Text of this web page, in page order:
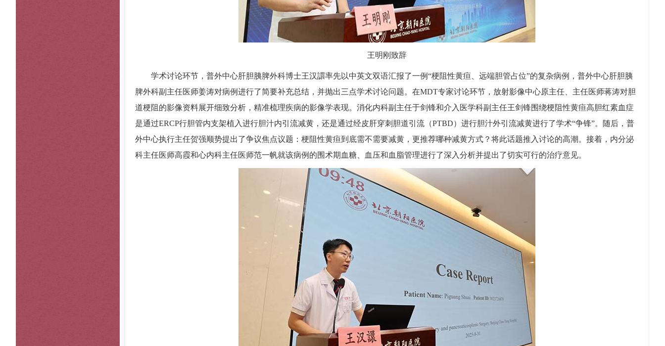
王明刚致辞
学术讨论环节，普外中心肝胆胰脾外科博士王汉譞率先以中英文双语汇报了一例“梗阻性黄疸、远端胆管占位”的复杂病例，普外中心肝胆胰
脾外科副主任医师姜涛对病例进行了简要补充总结，并抛出三点学术讨论问题。在MDT专家讨论环节，放射影像中心原主任、主任医师蒋涛对胆
道梗阻的影像资料展开细致分析，精准梳理疾病的影像学表现。消化内科副主任于剑锋和介入医学科副主任王剑锋围绕梗阻性黄疸高胆红素血症
是通过ERCP行胆管内支架植入进行胆汁内引流减黄，还是通过经皮肝穿刺胆道引流（PTBD）进行胆汁外引流减黄进行了学术“争锋”。随后，普
外中心执行主任贺强顺势提出了争议焦点议题：梗阻性黄疸到底需不需要减黄，更推荐哪种减黄方式？将此话题推入讨论的高潮。接着，内分泌
科主任医师高霞和心内科主任医师范一帆就该病例的围术期血糖、血压和血脂管理进行了深入分析并提出了切实可行的治疗意见。